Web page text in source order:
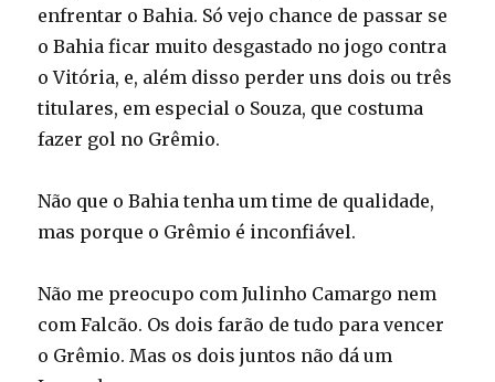
enfrentar o Bahia. Só vejo chance de passar se
o Bahia ficar muito desgastado no jogo contra
o Vitória, e, além disso perder uns dois ou três
titulares, em especial o Souza, que costuma
fazer gol no Grêmio.
Não que o Bahia tenha um time de qualidade,
mas porque o Grêmio é inconfiável.
Não me preocupo com Julinho Camargo nem
com Falcão. Os dois farão de tudo para vencer
o Grêmio. Mas os dois juntos não dá um